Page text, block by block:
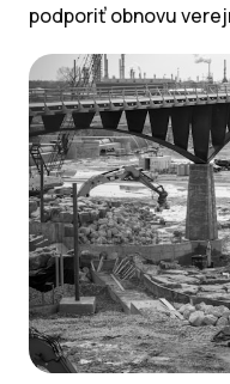
podporiť obnovu